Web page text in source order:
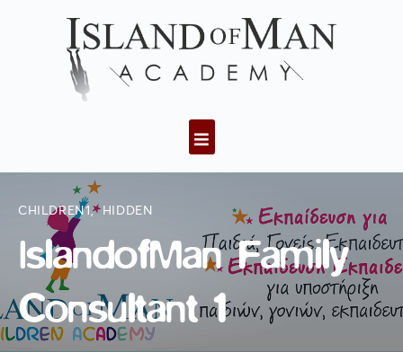
CHILDREN1 , HIDDEN
IslandofMan Family
Consultant 1